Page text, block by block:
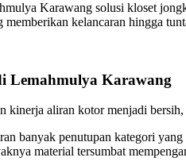
Karawang solusi kloset
kelancaran hingga
Lemahmulya Karawang
aliran kotor menjadi
banyak penutupan kategori
material tersumbat